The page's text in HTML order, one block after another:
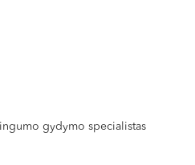
gydymo specialistas